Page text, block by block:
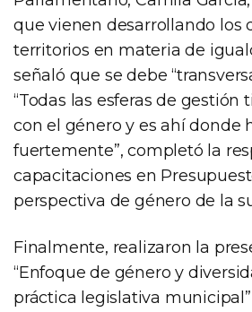
que vienen desarrollando los
territorios en materia de
señaló que se debe
“Todas las esferas de gestión
con el género y es ahí donde
fuertemente”, completó la
capacitaciones en
perspectiva de género de la
Finalmente, realizaron la
“Enfoque de género y
práctica legislativa